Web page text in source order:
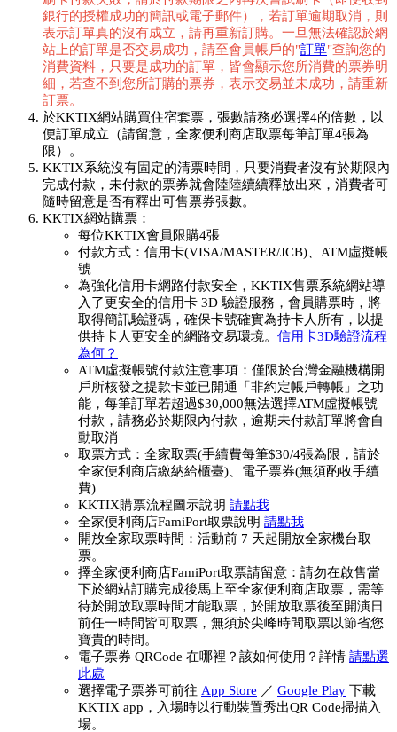
銀行的授權成功的簡訊或電子郵件），若訂單逾期取消，則
表示訂單真的沒有成立，請再重新訂購。一旦無法確認於網
站上的訂單是否交易成功，請至會員帳戶的"訂單"查詢您的
消費資料，只要是成功的訂單，皆會顯示您所消費的票券明
細，若查不到您所訂購的票券，表示交易並未成功，請重新
訂票。
於KKTIX網站購買住宿套票，張數請務必選擇4的倍數，以
便訂單成立（請留意，全家便利商店取票每筆訂單4張為
限）。
KKTIX系統沒有固定的清票時間，只要消費者沒有於期限內
完成付款，未付款的票券就會陸陸續續釋放出來，消費者可
隨時留意是否有釋出可售票券張數。
KKTIX網站購票：
每位KKTIX會員限購4張
付款方式：信用卡(VISA/MASTER/JCB)、ATM虛擬帳
號
為強化信用卡網路付款安全，KKTIX售票系統網站導
入了更安全的信用卡 3D 驗證服務，會員購票時，將
取得簡訊驗證碼，確保卡號確實為持卡人所有，以提
供持卡人更安全的網路交易環境。 信用卡3D驗證流程
為何？
ATM虛擬帳號付款注意事項：僅限於台灣金融機構開
戶所核發之提款卡並已開通「非約定帳戶轉帳」之功
能，每筆訂單若超過$30,000無法選擇ATM虛擬帳號
付款，請務必於期限內付款，逾期未付款訂單將會自
動取消
取票方式：全家取票(手續費每筆$30/4張為限，請於
全家便利商店繳納給櫃臺)、電子票券(無須酌收手續
費)
KKTIX購票流程圖示說明 請點我
全家便利商店FamiPort取票說明 請點我
開放全家取票時間：活動前 7 天起開放全家機台取
票。
擇全家便利商店FamiPort取票請留意：請勿在啟售當
下於網站訂購完成後馬上至全家便利商店取票，需等
待於開放取票時間才能取票，於開放取票後至開演日
前任一時間皆可取票，無須於尖峰時間取票以節省您
寶貴的時間。
電子票券 QRCode 在哪裡？該如何使用？詳情 請點選
此處
選擇電子票券可前往 App Store ／ Google Play 下載
KKTIX app，入場時以行動裝置秀出QR Code掃描入
場。